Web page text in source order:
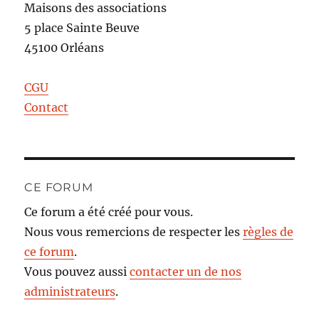
Maisons des associations
5 place Sainte Beuve
45100 Orléans
CGU
Contact
CE FORUM
Ce forum a été créé pour vous.
Nous vous remercions de respecter lesrègles de
ce forum.
Vous pouvez aussicontacter un de nos
administrateurs.